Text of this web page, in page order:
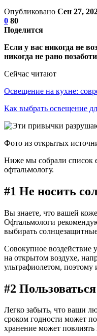
Опубликовано Сен 27,
0 80
Поделится
Если у вас никогда не
никогда не рано
Сейчас читают
Освещение на кухне:
Как выбрать освещение
Фото из открытых
Ниже мы собрали список
офтальмологу.
#1 Не носить
Вы знаете, что вашей
Офтальмологи
выбирать
Совокупное воздействие
на открытом воздухе,
ультрафиолетом, поэтому
#2
Легко забыть, что ваши
сроком годности может
хранение может повлиять